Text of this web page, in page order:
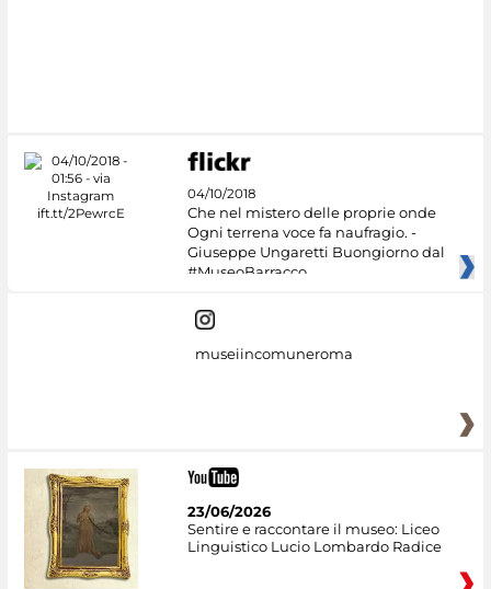
04/10/2018
Che nel mistero delle proprie onde
Ogni terrena voce fa naufragio. -
Giuseppe Ungaretti Buongiorno dal
#MuseoBarracco
museiincomuneroma
23/06/2026
Sentire e raccontare il museo: Liceo
Linguistico Lucio Lombardo Radice